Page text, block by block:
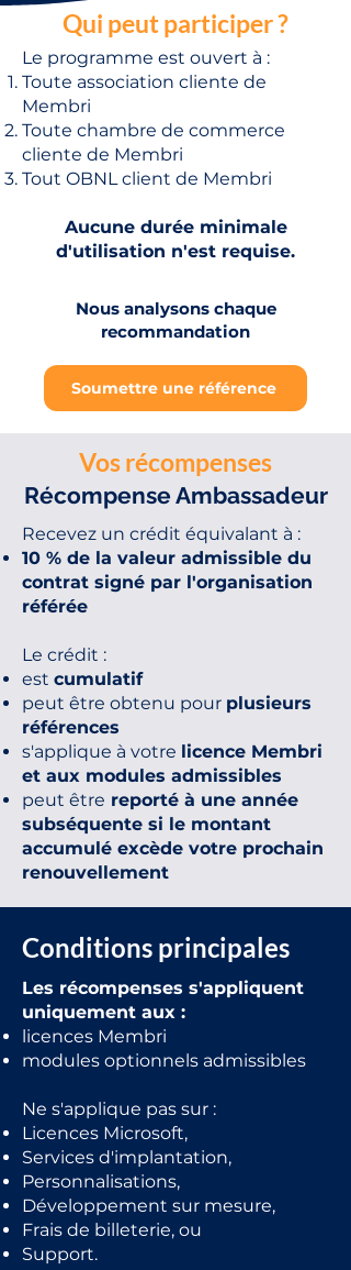
Qui peut participer ?
Le programme est ouvert à :
Toute association cliente de
Membri
Toute chambre de commerce
cliente de Membri
Tout OBNL client de Membri
Aucune durée minimale
d'utilisation n'est requise.
Nous analysons chaque
recommandation
Soumettre une référence
Vos récompenses
Récompense Ambassadeur
​Recevez un crédit équivalant à :
10 % de la valeur admissible du
contrat signé par l'organisation
référée
Le crédit :
est cumulatif
peut être obtenu pour plusieurs
références
s'applique à votre licence Membri
et aux modules admissibles
peut être reporté à une année
subséquente si le montant
accumulé excède votre prochain
renouvellement
Conditions principales
Les récompenses s'appliquent
uniquement aux :
licences Membri
modules optionnels admissibles
Ne s'applique pas sur :
Licences Microsoft,
Services d'implantation,
Personnalisations,
Développement sur mesure,
Frais de billeterie, ou
Support.